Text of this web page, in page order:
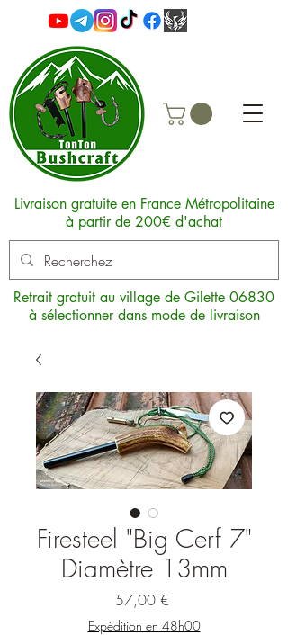
Livraison gratuite en France Métropolitaine
à partir de 200€ d'achat
Retrait gratuit au village de Gilette 06830
à sélectionner dans mode de livraison
Firesteel "Big Cerf 7"
Diamètre 13mm
57,00 €Prix
Expédition en 48h00